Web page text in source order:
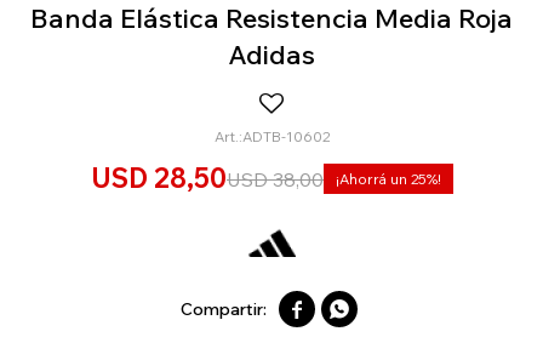
Banda Elástica Resistencia Media Roja
Adidas
ADTB-10602
USD 28,50USD 38,00 25
 